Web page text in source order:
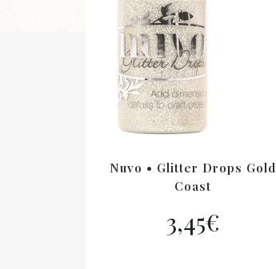
Nuvo • Glitter Drops Gold
Coast
3,45€